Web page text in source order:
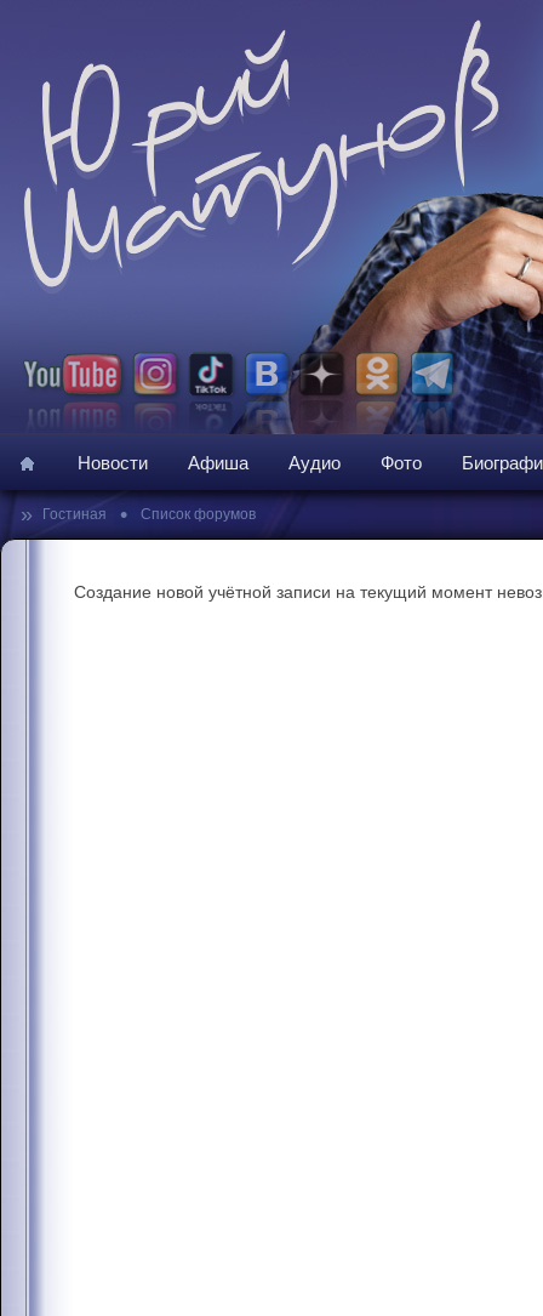
Новости Афиша Аудио Фото
» Гостиная • Список форумов
Создание новой учётной записи на текущий момент